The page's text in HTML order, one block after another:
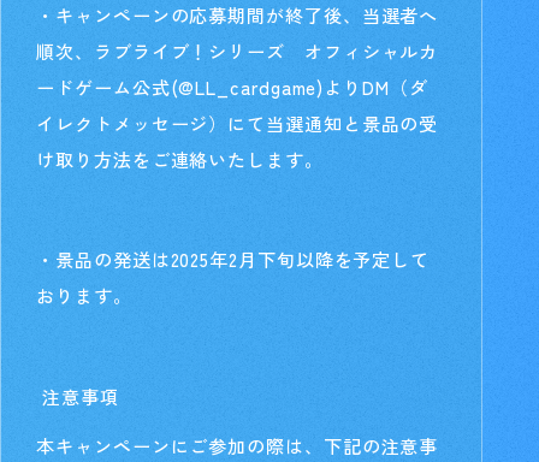
・キャンペーンの応募期間が終了後、当選者へ
順次、ラブライブ！シリーズ オフィシャルカ
ードゲーム公式(@LL_cardgame)よりDM（ダ
イレクトメッセージ）にて当選通知と景品の受
け取り方法をご連絡いたします。
・景品の発送は2025年2月下旬以降を予定して
おります。
注意事項
本キャンペーンにご参加の際は、下記の注意事